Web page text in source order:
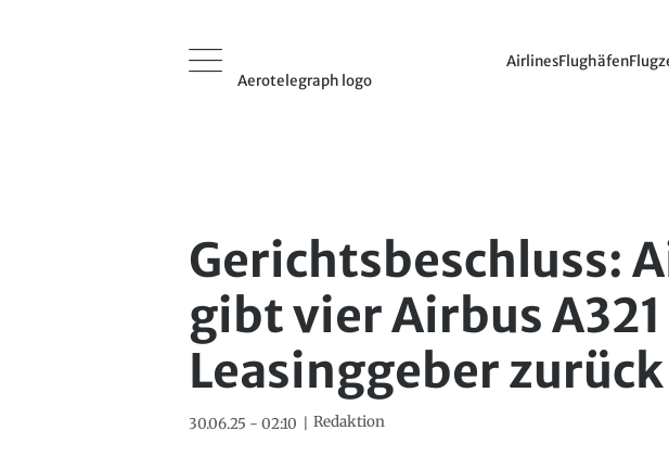
Aerotelegraph logo
AirlinesFlughäfen
Gerichtsbeschluss:
gibt vier Airbus A321
Leasinggeber zurück
30.06.25 - 02:10 Redaktion